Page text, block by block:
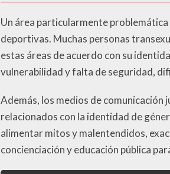
Un área particularmente problemática
deportivas. Muchas personas
estas áreas de acuerdo con su
vulnerabilidad y falta de seguridad,
Además, los medios de
relacionados con la identidad de
alimentar mitos y malentendidos,
concienciación y educación pública